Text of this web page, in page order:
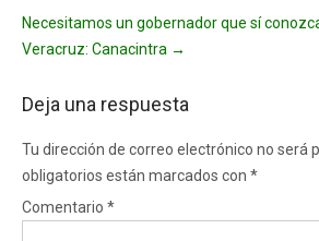
Necesitamos un gobernador que sí
Veracruz: Canacintra →
Deja una respuesta
Tu dirección de correo electrónico no será
obligatorios están marcados con *
Comentario *